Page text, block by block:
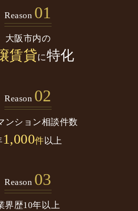
Reason 01
大阪市内の
賃貸に特化
Reason 02
ンション相談件数
1,000件 以上
Reason 03
界歴10年以上